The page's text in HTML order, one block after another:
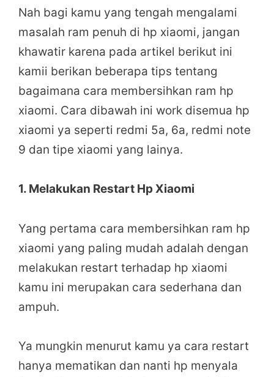
Nah bagi kamu yang tengah mengalami
masalah ram penuh di hp xiaomi, jangan
khawatir karena pada artikel berikut ini
kamii berikan beberapa tips tentang
bagaimana cara membersihkan ram hp
xiaomi. Cara dibawah ini work disemua hp
xiaomi ya seperti redmi 5a, 6a, redmi note
9 dan tipe xiaomi yang lainya.
1. Melakukan Restart Hp Xiaomi
Yang pertama cara membersihkan ram hp
xiaomi yang paling mudah adalah dengan
melakukan restart terhadap hp xiaomi
kamu ini merupakan cara sederhana dan
ampuh.
Ya mungkin menurut kamu ya cara restart
hanya mematikan dan nanti hp menyala